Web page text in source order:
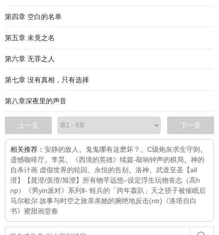
第四章 空白的名单
第五章 未竟之名
第六章 无罪之人
第七章 没有真相，只有选择
第八章深夜里的声音
上一页 下一页
相关推荐： 安静的敌人 鬼鬼哪有这麽坏？ C级炮灰求生守则
遗憾咖啡厅
李昊 《西境的英雄》续篇-敲响钟声的棋局
神的
自杀计画 虚假世界的轮回
永恒的告别 洛神 武道至圣 【all
澄】【晁澄/羡澄/旭澄】所有物芊远悠–设定浮生玩物丧志（高h
np）
《男yin派对》系列Ⅱ- 蛙兵的「跨年轰趴」 天之骄子被催眠后
马尔歇尔 故事与时空之旅亲亲她的腕绝地反击(ntr) 《洛塔自白
书》 蜜甜画堂春